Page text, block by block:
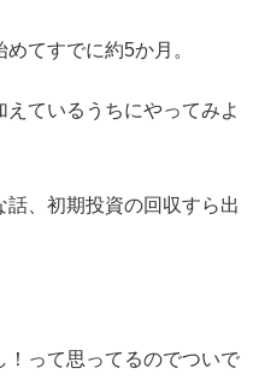
てすでに約5か月。
ているうちにやってみよ
、初期投資の回収すら出
！って思ってるのでついで